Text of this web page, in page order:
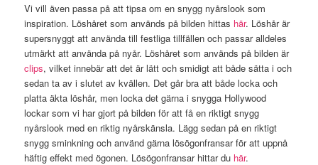
Vi vill även passa på att tipsa om en snygg nyårslook som
inspiration. Löshåret som används på bilden hittas här. Löshår är
supersnyggt att använda till festliga tillfällen och passar alldeles
utmärkt att använda på nyår. Löshåret som används på bilden är
clips, vilket innebär att det är lätt och smidigt att både sätta i och
sedan ta av i slutet av kvällen. Det går bra att både locka och
platta äkta löshår, men locka det gärna i snygga Hollywood
lockar som vi har gjort på bilden för att få en riktigt snygg
nyårslook med en riktig nyårskänsla. Lägg sedan på en riktigt
snygg sminkning och använd gärna lösögonfransar för att uppnå
häftig effekt med ögonen. Lösögonfransar hittar du här.